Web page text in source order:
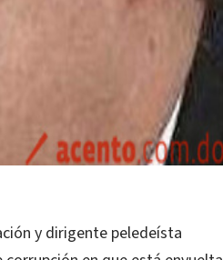
y dirigente peledeísta